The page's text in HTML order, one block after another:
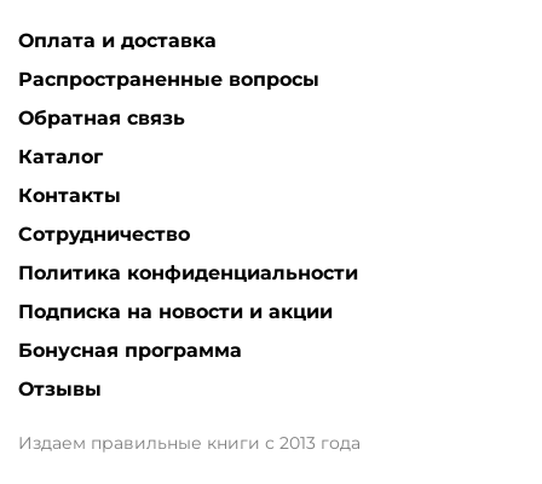
Оплата и доставка
Распространенные вопросы
Обратная связь
Каталог
Контакты
Сотрудничество
Политика конфиденциальности
Подписка на новости и акции
Бонусная программа
Отзывы
Издаем правильные книги с 2013 года